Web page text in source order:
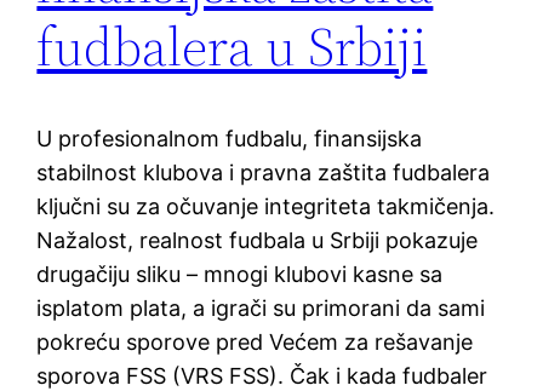
fudbalera u Srbiji
U profesionalnom fudbalu, finansijska
stabilnost klubova i pravna zaštita fudbalera
ključni su za očuvanje integriteta takmičenja.
Nažalost, realnost fudbala u Srbiji pokazuje
drugačiju sliku – mnogi klubovi kasne sa
isplatom plata, a igrači su primorani da sami
pokreću sporove pred Većem za rešavanje
sporova FSS (VRS FSS). Čak i kada fudbaler